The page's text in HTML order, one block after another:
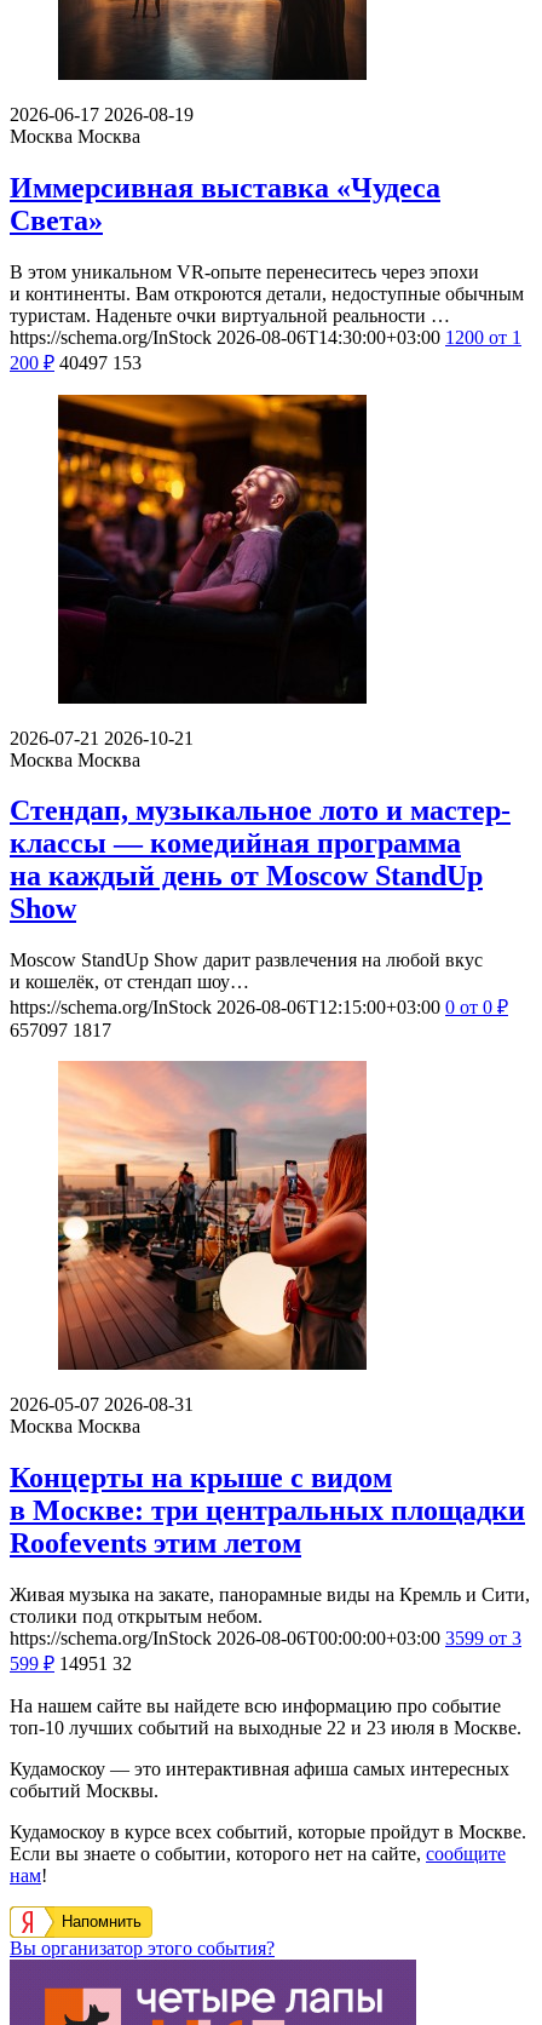
2026-06-17 2026-08-19
Москва Москва
Иммерсивная выставка «Чудеса
Света»
В этом уникальном VR-опыте перенеситесь через эпохи
и континенты. Вам откроются детали, недоступные обычным
туристам. Наденьте очки виртуальной реальности …
https://schema.org/InStock 2026-08-06T14:30:00+03:00 1200 от 1
200 ₽ 40497 153
2026-07-21 2026-10-21
Москва Москва
Стендап, музыкальное лото и мастер-
классы — комедийная программа
на каждый день от Moscow StandUp
Show
Moscow StandUp Show дарит развлечения на любой вкус
и кошелёк, от стендап шоу…
https://schema.org/InStock 2026-08-06T12:15:00+03:00 0 от 0 ₽
657097 1817
2026-05-07 2026-08-31
Москва Москва
Концерты на крыше с видом
в Москве: три центральных площадки
Roofevents этим летом
Живая музыка на закате, панорамные виды на Кремль и Сити,
столики под открытым небом.
https://schema.org/InStock 2026-08-06T00:00:00+03:00 3599 от 3
599 ₽ 14951 32
На нашем сайте вы найдете всю информацию про событие
топ-10 лучших событий на выходные 22 и 23 июля в Москве.
Кудамоскоу — это интерактивная афиша самых интересных
событий Москвы.
Кудамоскоу в курсе всех событий, которые пройдут в Москве.
Если вы знаете о событии, которого нет на сайте, сообщите
нам!
Напомнить
Вы организатор этого события?